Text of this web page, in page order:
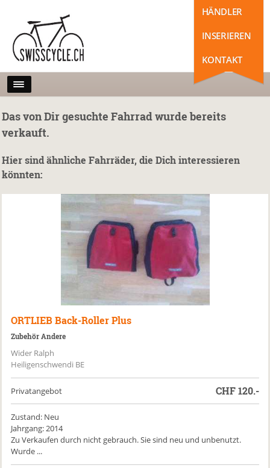
HÄNDLER
INSERIEREN
KONTAKT
Das von Dir gesuchte Fahrrad wurde bereits
verkauft.
Hier sind ähnliche Fahrräder, die Dich interessieren
könnten:
ORTLIEB Back-Roller Plus
Zubehör Andere
Wider Ralph
Heiligenschwendi BE
Privatangebot CHF120.-
Zustand: Neu
Jahrgang: 2014
Zu Verkaufen durch nicht gebrauch. Sie sind neu und unbenutzt.
Wurde ...